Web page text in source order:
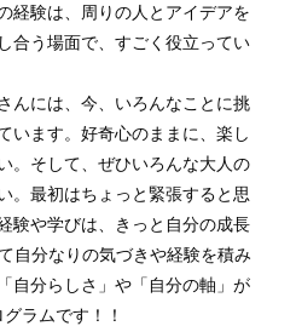
経験は、周りの人とアイデアを
合う場面で、すごく役立ってい
んには、今、いろんなことに挑
います。好奇心のままに、楽し
。そして、ぜひいろんな大人の
。最初はちょっと緊張すると思
験や学びは、きっと自分の成長
自分なりの気づきや経験を積み
自分らしさ」や「自分の軸」が
ラムです！！